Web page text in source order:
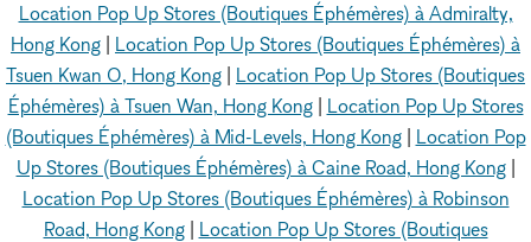
Location Pop Up Stores (Boutiques Éphémères) à Admiralty,
Hong Kong
Location Pop Up Stores (Boutiques Éphémères) à
Tsuen Kwan O, Hong Kong
Location Pop Up Stores (Boutiques
Éphémères) à Tsuen Wan, Hong Kong| Location Pop Up Stores
(Boutiques Éphémères) à Mid-Levels, Hong Kong| Location Pop
Up Stores (Boutiques Éphémères) à Caine Road, Hong Kong|
Location Pop Up Stores (Boutiques Éphémères) à Robinson
Road, Hong Kong| Location Pop Up Stores (Boutiques